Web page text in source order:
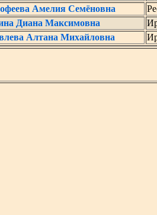
Амелия Семёновна
Диана Максимовна
Алтана Михайловна